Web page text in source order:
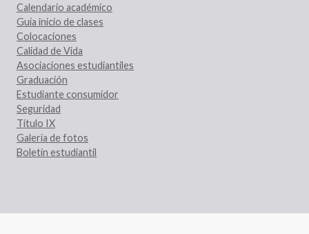
Calendario académico
Guía inicio de clases
Colocaciones
Calidad de Vida
Asociaciones estudiantiles
Graduación
Estudiante consumidor
Seguridad
Título IX
Galería de fotos
Boletín estudiantil